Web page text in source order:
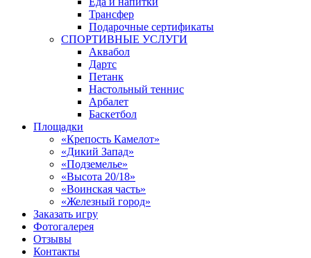
Трансфер
Подарочные сертификаты
СПОРТИВНЫЕ УСЛУГИ
Аквабол
Дартс
Петанк
Настольный теннис
Арбалет
Баскетбол
Площадки
«Крепость Камелот»
«Дикий Запад»
«Подземелье»
«Высота 20/18»
«Воинская часть»
«Железный город»
Заказать игру
Фотогалерея
Отзывы
Контакты